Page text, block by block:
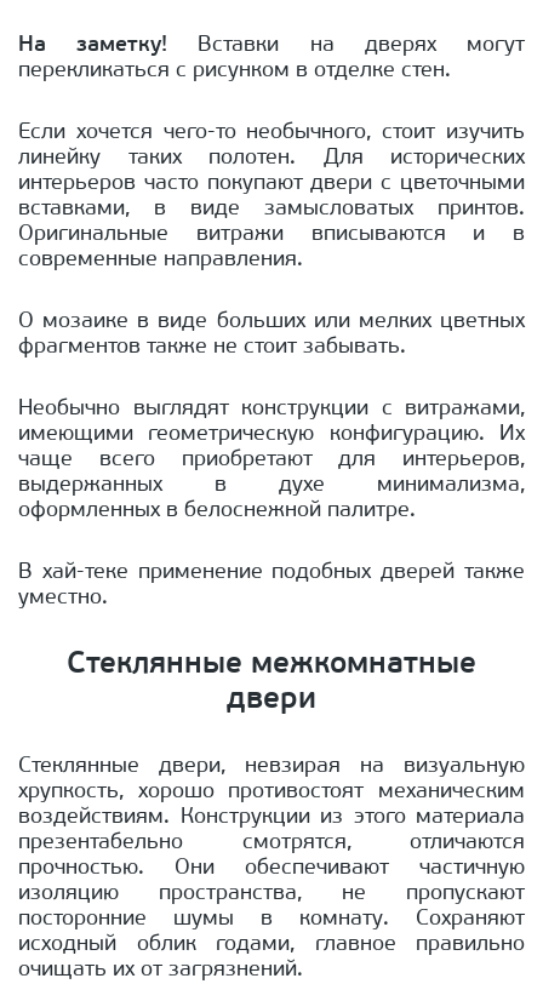
На заметку! Вставки на дверях могут
перекликаться с рисунком в отделке стен.
Если хочется чего-то необычного, стоит изучить
линейку таких полотен. Для исторических
интерьеров часто покупают двери с цветочными
вставками, в виде замысловатых принтов.
Оригинальные витражи вписываются и в
современные направления.
О мозаике в виде больших или мелких цветных
фрагментов также не стоит забывать.
Необычно выглядят конструкции с витражами,
имеющими геометрическую конфигурацию. Их
чаще всего приобретают для интерьеров,
выдержанных в духе минимализма,
оформленных в белоснежной палитре.
В хай-теке применение подобных дверей также
уместно.
Стеклянные межкомнатные
двери
Стеклянные двери, невзирая на визуальную
хрупкость, хорошо противостоят механическим
воздействиям. Конструкции из этого материала
презентабельно смотрятся, отличаются
прочностью. Они обеспечивают частичную
изоляцию пространства, не пропускают
посторонние шумы в комнату. Сохраняют
исходный облик годами, главное правильно
очищать их от загрязнений.